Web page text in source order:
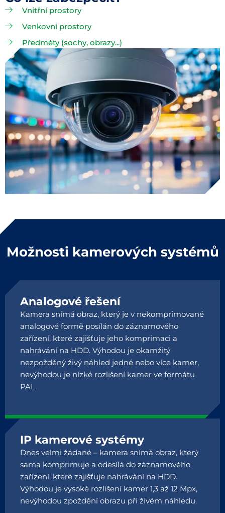
Vnitřní prostory
Venkovní prostory
Předměty (sochy, obrazy...)
Možnosti kamerových systémů
Analogové řešení
Kamera snímá obraz, který je v nekomprimované
analogové formě posílán do záznamového
zařízení, které zajišťuje jeho komprimaci a
nahrávání na HDD. Výhodou je okamžitý
nezpožděný živý náhled jedné nebo více kamer,
nevýhodou je nízké rozlišení kamer ve formátu
PAL.
IP kamerové systémy
Dnes velmi žádané – kamera snímá obraz, který
sama komprimuje a odesílá do záznamového
zařízení, které zajišťuje nahrávání na HDD.
Výhodou je vysoké rozlišení kamer 1,3 až 12 Mpx,
nevýhodou zpoždění obrazu při živém náhledu.